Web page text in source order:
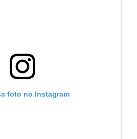
foto no Instagram